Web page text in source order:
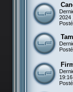
2024
19:16